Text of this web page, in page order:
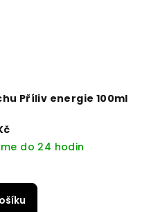
Příliv energie 100ml
do 24 hodin